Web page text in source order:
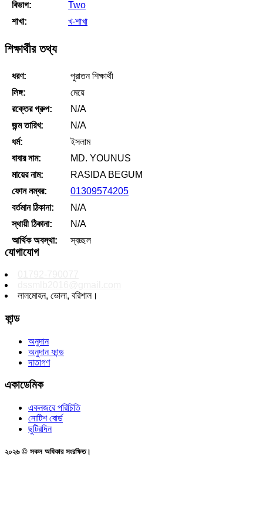
বিভাগ:
Two
শাখা:
খ-শাখা
শিক্ষার্থীর তথ্য
ধরণ:
পুরাতন শিক্ষার্থী
লিঙ্গ:
মেয়ে
রক্তের গ্রুপ:
N/A
জন্ম তারিখ:
N/A
ধর্ম:
ইসলাম
বাবার নাম:
MD. YOUNUS
মায়ের নাম:
RASIDA BEGUM
ফোন নম্বর:
01309574205
বর্তমান ঠিকানা:
N/A
স্থায়ী ঠিকানা:
N/A
আর্থিক অবস্থা:
স্বচ্ছল
যোগাযোগ
লালমোহন, ভোলা, বরিশাল।
ফান্ড
অনুদান
অনুদান ফান্ড
দাতাগণ
একাডেমিক
একনজরে পরিচিতি
নোটিশ বোর্ড
ছুটিরদিন
২০২৬ © সকল অধিকার সংরক্ষিত।